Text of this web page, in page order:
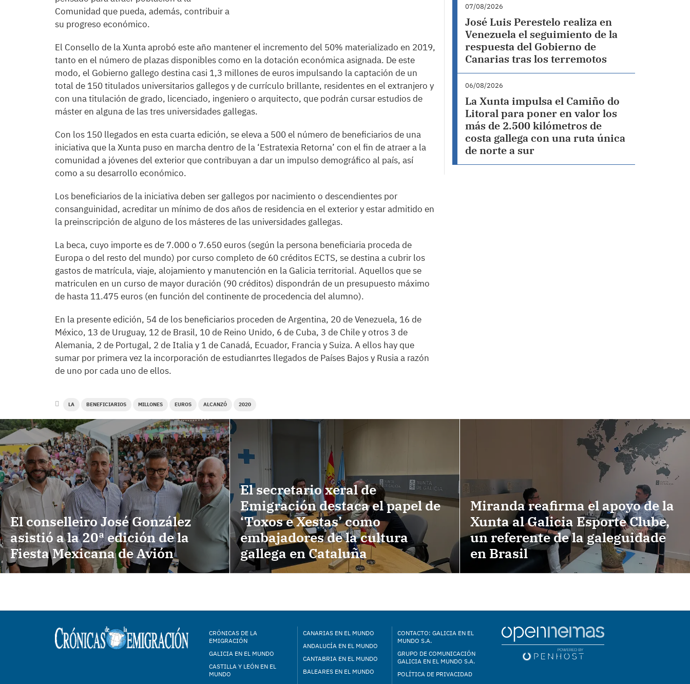
Comunidad que pueda, además, contribuir a
su progreso económico.
El Consello de la Xunta aprobó este año mantener el incremento del 50% materializado en 2019,
tanto en el número de plazas disponibles como en la dotación económica asignada. De este
modo, el Gobierno gallego destina casi 1,3 millones de euros impulsando la captación de un
total de 150 titulados universitarios gallegos y de currículo brillante, residentes en el extranjero y
con una titulación de grado, licenciado, ingeniero o arquitecto, que podrán cursar estudios de
máster en alguna de las tres universidades gallegas.
Con los 150 llegados en esta cuarta edición, se eleva a 500 el número de beneficiarios de una
iniciativa que la Xunta puso en marcha dentro de la ‘Estratexia Retorna’ con el fin de atraer a la
comunidad a jóvenes del exterior que contribuyan a dar un impulso demográfico al país, así
como a su desarrollo económico.
Los beneficiarios de la iniciativa deben ser gallegos por nacimiento o descendientes por
consanguinidad, acreditar un mínimo de dos años de residencia en el exterior y estar admitido en
la preinscripción de alguno de los másteres de las universidades gallegas.
La beca, cuyo importe es de 7.000 o 7.650 euros (según la persona beneficiaria proceda de
Europa o del resto del mundo) por curso completo de 60 créditos ECTS, se destina a cubrir los
gastos de matrícula, viaje, alojamiento y manutención en la Galicia territorial. Aquellos que se
matriculen en un curso de mayor duración (90 créditos) dispondrán de un presupuesto máximo
de hasta 11.475 euros (en función del continente de procedencia del alumno).
En la presente edición, 54 de los beneficiarios proceden de Argentina, 20 de Venezuela, 16 de
México, 13 de Uruguay, 12 de Brasil, 10 de Reino Unido, 6 de Cuba, 3 de Chile y otros 3 de
Alemania, 2 de Portugal, 2 de Italia y 1 de Canadá, Ecuador, Francia y Suiza. A ellos hay que
sumar por primera vez la incorporación de estudianrtes llegados de Países Bajos y Rusia a razón
de uno por cada uno de ellos.
LA BENEFICIARIOS MILLONES EUROS ALCANZÓ 2020
07/08/2026
José Luis Perestelo realiza en
Venezuela el seguimiento de la
respuesta del Gobierno de
Canarias tras los terremotos
06/08/2026
La Xunta impulsa el Camiño do
Litoral para poner en valor los
más de 2.500 kilómetros de
costa gallega con una ruta única
de norte a sur
El conselleiro José González
asistió a la 20ª edición de la
Fiesta Mexicana de Avión
El secretario xeral de
Emigración destaca el papel de
‘Toxos e Xestas’ como
embajadores de la cultura
gallega en Cataluña
Miranda reafirma el apoyo de la
Xunta al Galicia Esporte Clube,
un referente de la galeguidade
en Brasil
CRÓNICAS DE LA
EMIGRACIÓN
GALICIA EN EL MUNDO
CASTILLA Y LEÓN EN EL
MUNDO
CANARIAS EN EL MUNDO
ANDALUCÍA EN EL MUNDO
CANTABRIA EN EL MUNDO
BALEARES EN EL MUNDO
CONTACTO: GALICIA EN EL
MUNDO S.A.
GRUPO DE COMUNICACIÓN
GALICIA EN EL MUNDO S.A.
POLÍTICA DE PRIVACIDAD